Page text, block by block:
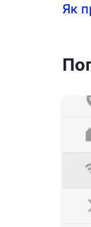
Як